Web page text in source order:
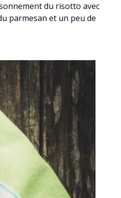
du risotto avec
parmesan et un peu de